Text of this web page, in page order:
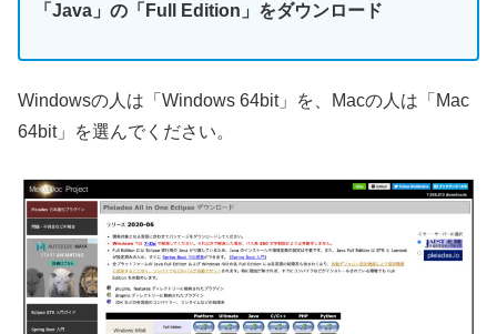
「Java」の「Full Edition」をダウンロード
Windowsの人は「Windows 64bit」を、Macの人は「Mac
64bit」を選んでください。